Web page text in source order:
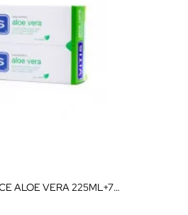
VITIS PACK DENTIFRICE ALOE VERA 225ML+75 ML GRATUIT